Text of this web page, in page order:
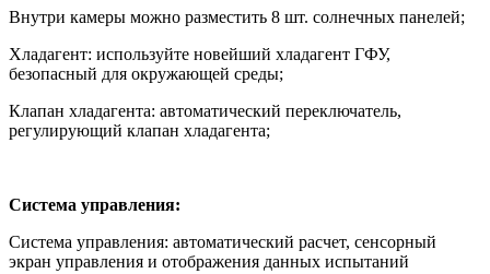
Внутри камеры можно разместить 8 шт. солнечных панелей;
Хладагент: используйте новейший хладагент ГФУ,
безопасный для окружающей среды;
Клапан хладагента: автоматический переключатель,
регулирующий клапан хладагента;
Система управления:
Система управления: автоматический расчет, сенсорный
экран управления и отображения данных испытаний